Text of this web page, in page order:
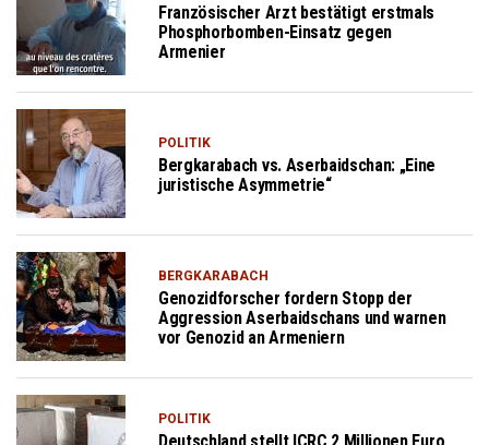
Französischer Arzt bestätigt erstmals
Phosphorbomben-Einsatz gegen
Armenier
POLITIK
Bergkarabach vs. Aserbaidschan: „Eine
juristische Asymmetrie“
BERGKARABACH
Genozidforscher fordern Stopp der
Aggression Aserbaidschans und warnen
vor Genozid an Armeniern
POLITIK
Deutschland stellt ICRC 2 Millionen Euro